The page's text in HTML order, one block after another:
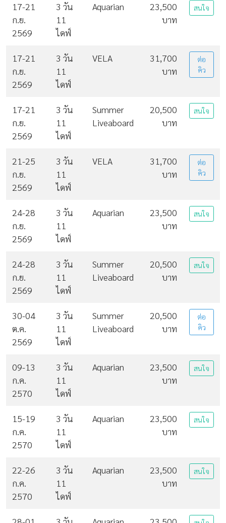
17-21
ก.ย.
2569
3 วัน
11
ไดฟ์
Aquarian
23,500
บาท
สนใจ
17-21
ก.ย.
2569
3 วัน
11
ไดฟ์
VELA
31,700
บาท
ต่อ
คิว
17-21
ก.ย.
2569
3 วัน
11
ไดฟ์
Summer
Liveaboard
20,500
บาท
สนใจ
21-25
ก.ย.
2569
3 วัน
11
ไดฟ์
VELA
31,700
บาท
ต่อ
คิว
24-28
ก.ย.
2569
3 วัน
11
ไดฟ์
Aquarian
23,500
บาท
สนใจ
24-28
ก.ย.
2569
3 วัน
11
ไดฟ์
Summer
Liveaboard
20,500
บาท
สนใจ
30-04
ต.ค.
2569
3 วัน
11
ไดฟ์
Summer
Liveaboard
20,500
บาท
ต่อ
คิว
09-13
ก.ค.
2570
3 วัน
11
ไดฟ์
Aquarian
23,500
บาท
สนใจ
15-19
ก.ค.
2570
3 วัน
11
ไดฟ์
Aquarian
23,500
บาท
สนใจ
22-26
ก.ค.
2570
3 วัน
11
ไดฟ์
Aquarian
23,500
บาท
สนใจ